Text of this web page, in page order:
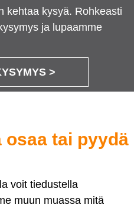
kehtaa kysyä. Rohkeasti
ja lupaamme
>
tai pyydä
voit tiedustella
muun muassa mitä